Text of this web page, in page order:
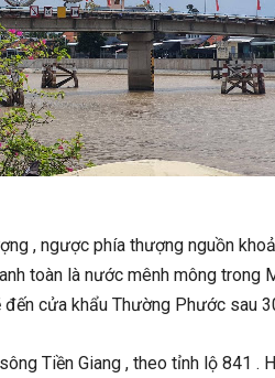
, ngược phía thượng nguồn
toàn là nước mênh mông
cửa khẩu Thường Phước sau
Tiền Giang , theo tỉnh lộ 841 .